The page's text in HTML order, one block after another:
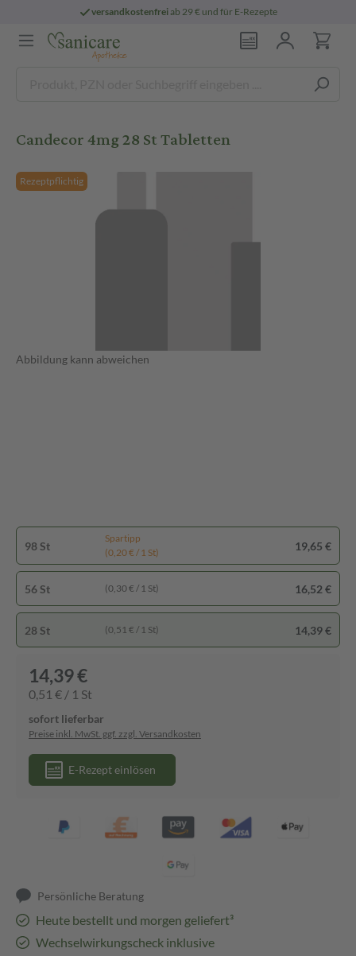
versandkostenfreiab 29 € und für E-Rezepte
Candecor 4mg 28 St Tabletten
Rezeptpflichtig
Abbildung kann abweichen
98 St
Spartipp
(0,20 € / 1 St)
19,65 €
56 St (0,30 € / 1 St) 16,52 €
28 St (0,51 € / 1 St) 14,39 €
14,39 €
0,51 € / 1 St
sofort lieferbar
Preise inkl. MwSt. ggf. zzgl. Versandkosten
E-Rezept einlösen
Persönliche Beratung
Heute bestellt und morgen geliefert³
Wechselwirkungscheck inklusive